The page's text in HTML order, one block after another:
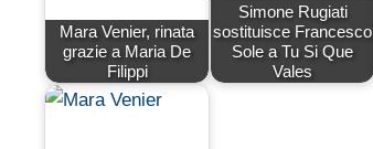
Mara Venier, rinata
grazie a Maria De
Filippi
Simone Rugiati
sostituisce Francesco
Sole a Tu Si Que
Vales